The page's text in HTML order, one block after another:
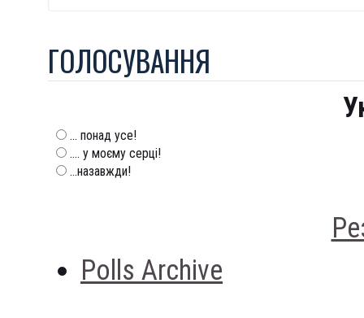
ГОЛОСУВАННЯ
... понад усе!
.... у моєму серці!
...назавжди!
Polls Archive